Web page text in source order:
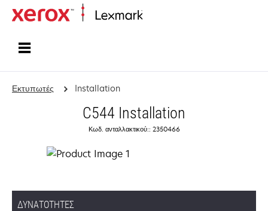
Εκτυπωτές Installation
C544 Installation
Κωδ. ανταλλακτικού:: 2350466
ΔΥΝΑΤΌΤΗΤΕΣ